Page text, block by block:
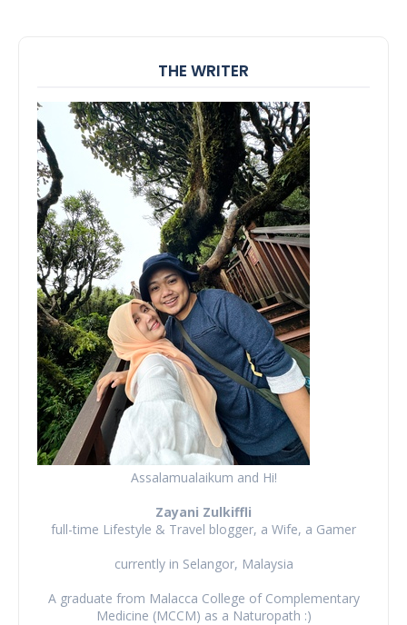
THE WRITER
Assalamualaikum and Hi!
Zayani Zulkiffli
full-time Lifestyle & Travel blogger, a Wife, a Gamer
currently in Selangor, Malaysia
A graduate from Malacca College of Complementary
Medicine (MCCM) as a Naturopath :)